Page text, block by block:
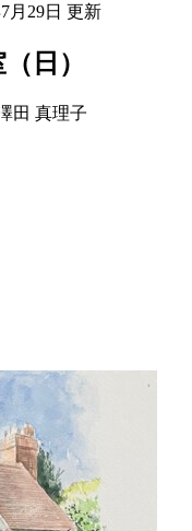
月29日 更新
日）
田 真理子